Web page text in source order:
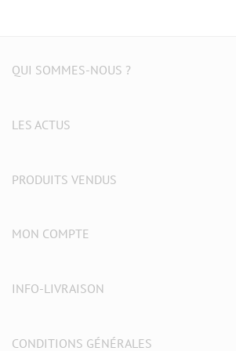
QUI SOMMES-NOUS ?
LES ACTUS
PRODUITS VENDUS
MON COMPTE
INFO-LIVRAISON
CONDITIONS GÉNÉRALES